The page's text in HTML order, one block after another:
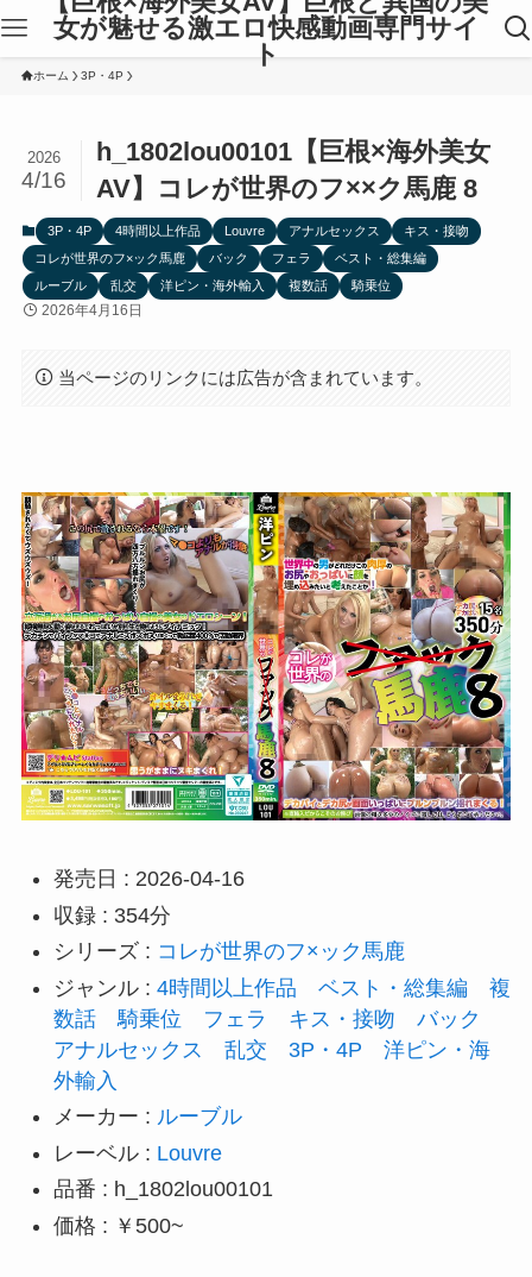
女が魅せる激エロ快感動画専門サイ
ト
ホーム 3P・4P
h_1802lou00101【巨根×海外美女
AV】コレが世界のフ××ク馬鹿 8
2026
4/16
3P・4P 4時間以上作品 Louvre アナルセックス
キス・接吻
コレが世界のフ×ック馬鹿
バック フェラ
ベスト・総集編
ルーブル
乱交 洋ピン・海外輸入 複数話 騎乗位
2026年4月16日
当ページのリンクには広告が含まれています。
発売日 : 2026-04-16
収録 : 354分
シリーズ : コレが世界のフ×ック馬鹿
ジャンル : 4時間以上作品 ベスト・総集編
複
数話
騎乗位 フェラ キス・接吻
バック
アナルセックス
乱交 3P・4P
洋ピン・海
外輸入
メーカー : ルーブル
レーベル : Louvre
品番 : h_1802lou00101
価格 : ￥500~